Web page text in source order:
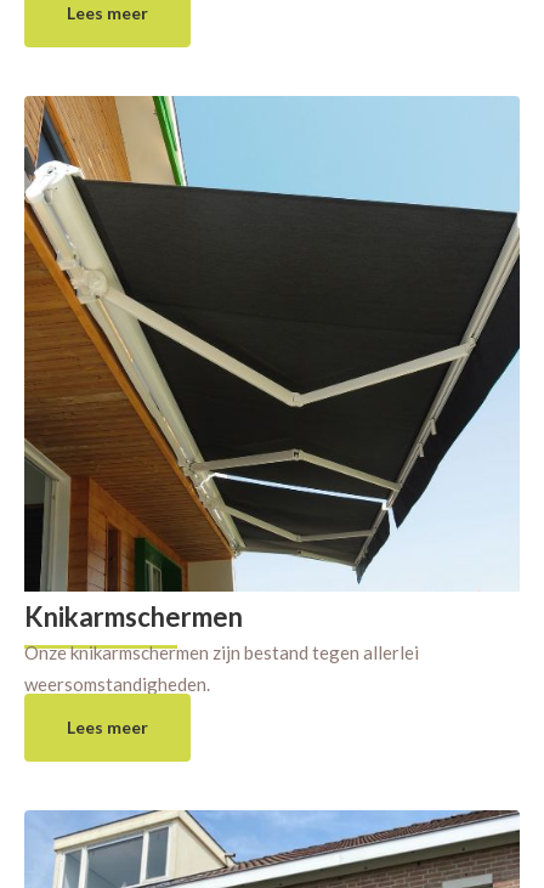
Lees meer
Knikarmschermen
Onze knikarmschermen zijn bestand tegen allerlei
weersomstandigheden.
Lees meer